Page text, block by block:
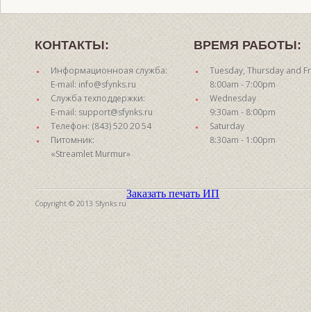
КОНТАКТЫ:
Информационноая служба:
E-mail: info@sfynks.ru
Служба техподдержки:
E-mail: support@sfynks.ru
Телефон: (843) 520 20 54
Питомник:
«Streamlet Murmur»
ВРЕМЯ РАБОТЫ:
Tuesday, Thursday and
8:00am - 7:00pm
Wednesday
9:30am - 8:00pm
Saturday
8:30am - 1:00pm
Copyright © 2013 Sfynks.ru
Заказать печать ИП